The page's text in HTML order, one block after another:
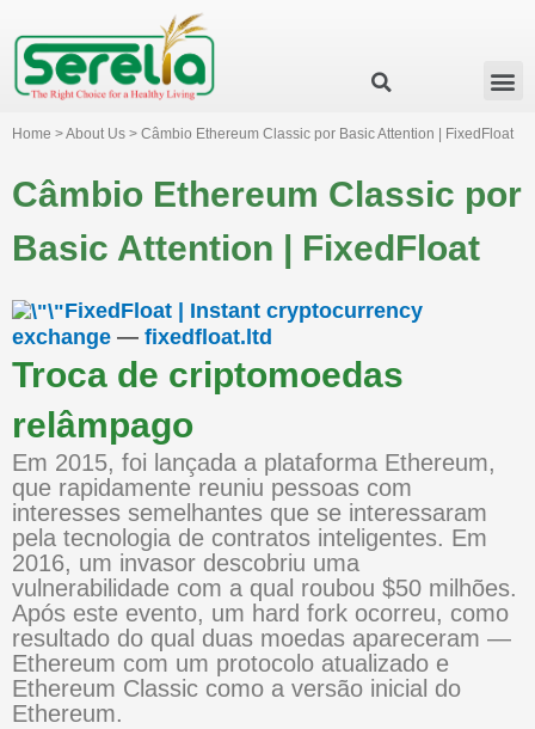
Home > About Us > Câmbio Ethereum Classic por Basic Attention | FixedFloat
Câmbio Ethereum Classic por
Basic Attention | FixedFloat
FixedFloat | Instant cryptocurrency
exchange — fixedfloat.ltd
Troca de criptomoedas
relâmpago
Em 2015, foi lançada a plataforma Ethereum,
que rapidamente reuniu pessoas com
interesses semelhantes que se interessaram
pela tecnologia de contratos inteligentes. Em
2016, um invasor descobriu uma
vulnerabilidade com a qual roubou $50 milhões.
Após este evento, um hard fork ocorreu, como
resultado do qual duas moedas apareceram —
Ethereum com um protocolo atualizado e
Ethereum Classic como a versão inicial do
Ethereum.